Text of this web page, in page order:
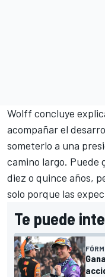
Wolff concluye
acompañar el
someterlo a una
camino largo. Puede
diez o quince años,
solo porque las
Te puede